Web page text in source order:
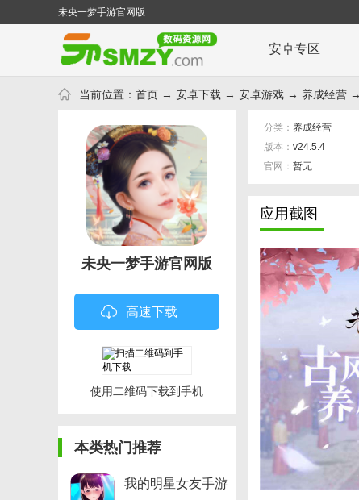
未央一梦手游官网版
安卓专区
当前位置： 首页 → 安卓下载 → 安卓游戏 → 养成经营
未央一梦手游官网版
高速下载
使用二维码下载到手机
本类热门推荐
我的明星女友手游
分类： 养成经营
版本： v24.5.4
官网： 暂无
应用截图